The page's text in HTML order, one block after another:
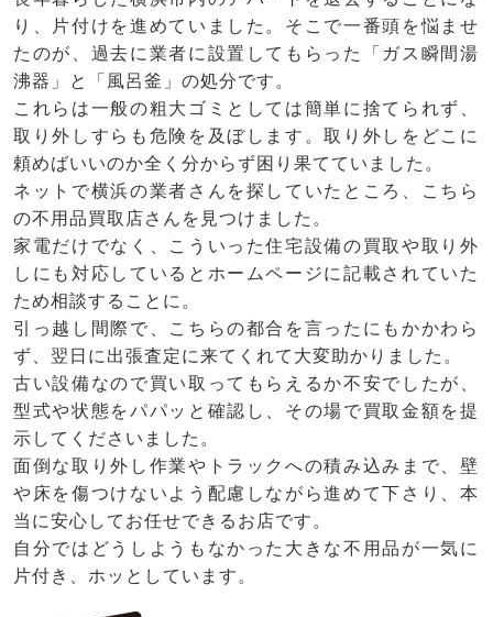
り、片付けを進めていました。そこで一番頭を悩ませ
たのが、過去に業者に設置してもらった「ガス瞬間湯
沸器」と「風呂釜」の処分です。
これらは一般の粗大ゴミとしては簡単に捨てられず、
取り外しすらも危険を及ぼします。取り外しをどこに
頼めばいいのか全く分からず困り果てていました。
ネットで横浜の業者さんを探していたところ、こちら
の不用品買取店さんを見つけました。
家電だけでなく、こういった住宅設備の買取や取り外
しにも対応しているとホームページに記載されていた
ため相談することに。
引っ越し間際で、こちらの都合を言ったにもかかわら
ず、翌日に出張査定に来てくれて大変助かりました。
古い設備なので買い取ってもらえるか不安でしたが、
型式や状態をパパッと確認し、その場で買取金額を提
示してくださいました。
面倒な取り外し作業やトラックへの積み込みまで、壁
や床を傷つけないよう配慮しながら進めて下さり、本
当に安心してお任せできるお店です。
自分ではどうしようもなかった大きな不用品が一気に
片付き、ホッとしています。